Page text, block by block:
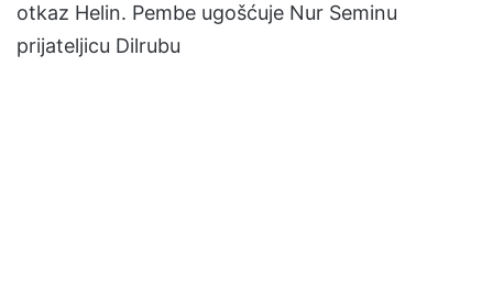
otkaz Helin. Pembe ugošćuje Nur Seminu
prijateljicu Dilrubu